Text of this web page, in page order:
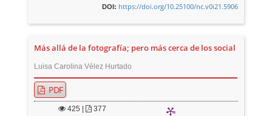
DOI: https://doi.org/10.25100/nc.v0i21.5906
Más allá de la fotografía; pero más cerca de los social
Luisa Carolina Vélez Hurtado
PDF
425 | 377